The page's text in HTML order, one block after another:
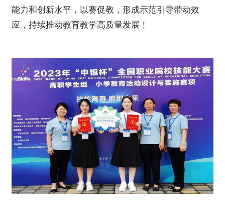
能力和创新水平，以赛促教，形成示范引导带动效
应，持续推动教育教学高质量发展！